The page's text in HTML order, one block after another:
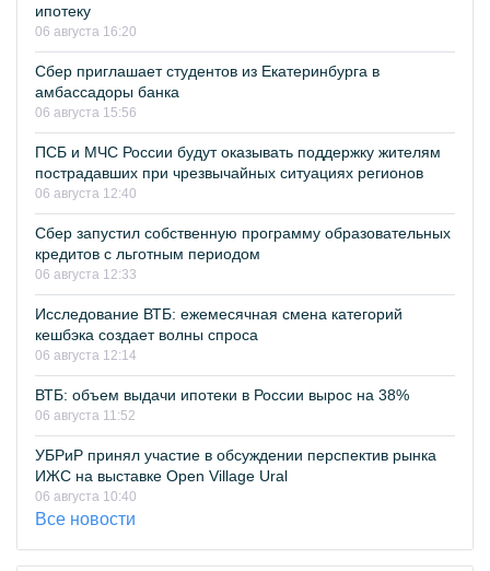
ипотеку
06 августа 16:20
Сбер приглашает студентов из Екатеринбурга в
амбассадоры банка
06 августа 15:56
ПСБ и МЧС России будут оказывать поддержку жителям
пострадавших при чрезвычайных ситуациях регионов
06 августа 12:40
Сбер запустил собственную программу образовательных
кредитов с льготным периодом
06 августа 12:33
Исследование ВТБ: ежемесячная смена категорий
кешбэка создает волны спроса
06 августа 12:14
ВТБ: объем выдачи ипотеки в России вырос на 38%
06 августа 11:52
УБРиР принял участие в обсуждении перспектив рынка
ИЖС на выставке Open Village Ural
06 августа 10:40
Все новости